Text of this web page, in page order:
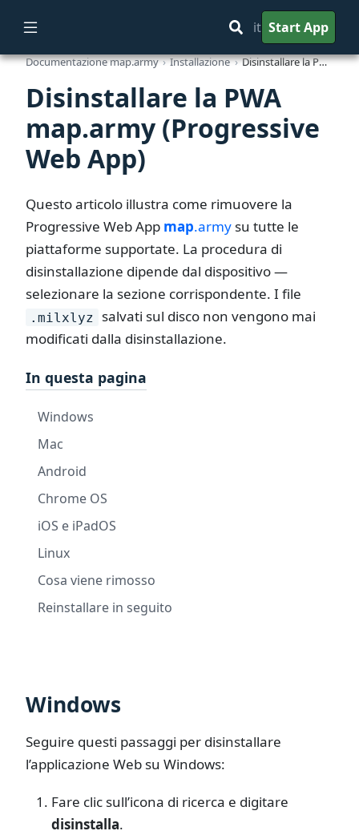
it Start App
In questa pagina
Windows
Mac
Android
Chrome OS
iOS e iPadOS
Linux
Cosa viene rimosso
Reinstallare in seguito
Documentazione map.army Installazione Disinstallare la PWA map.army (Progressive Web App)
Disinstallare la PWA
map.army (Progressive
Web App)
Questo articolo illustra come rimuovere la
Progressive Web App map.army su tutte le
piattaforme supportate. La procedura di
disinstallazione dipende dal dispositivo —
selezionare la sezione corrispondente. I file
.milxlyz
salvati sul disco non vengono mai
modificati dalla disinstallazione.
Windows
Seguire questi passaggi per disinstallare
l’applicazione Web su Windows:
Fare clic sull’icona di ricerca e digitare
disinstalla.